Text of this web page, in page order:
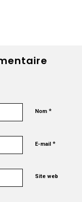
Nom*
E-mail*
Site web